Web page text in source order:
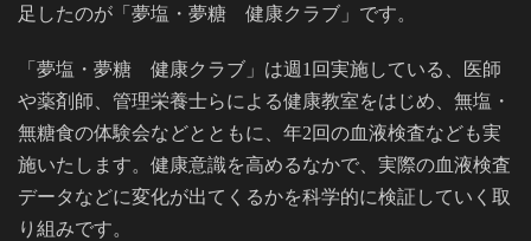
足したのが「夢塩・夢糖 健康クラブ」です。
「夢塩・夢糖 健康クラブ」は週1回実施している、医師
や薬剤師、管理栄養士らによる健康教室をはじめ、無塩・
無糖食の体験会などとともに、年2回の血液検査なども実
施いたします。健康意識を高めるなかで、実際の血液検査
データなどに変化が出てくるかを科学的に検証していく取
り組みです。